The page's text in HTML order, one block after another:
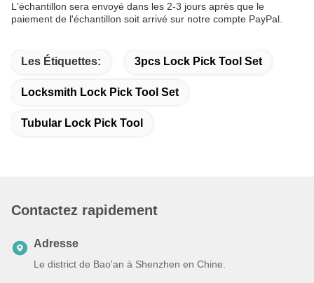
L'échantillon sera envoyé dans les 2-3 jours après que le
paiement de l'échantillon soit arrivé sur notre compte PayPal.
Les Étiquettes: 3pcs Lock Pick Tool Set
Locksmith Lock Pick Tool Set
Tubular Lock Pick Tool
Contactez rapidement
Adresse
Le district de Bao'an à Shenzhen en Chine.